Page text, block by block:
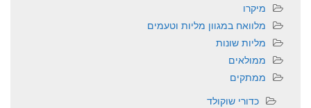
מיקרו
מלוואח במגוון מליות וטעמים
מליות שונות
ממולאים
ממתקים
כדורי שוקולד